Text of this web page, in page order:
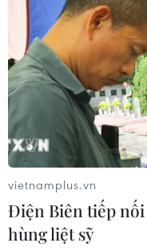
vietnamplus.vn
Điện Biên tiếp
hùng liệt sỹ